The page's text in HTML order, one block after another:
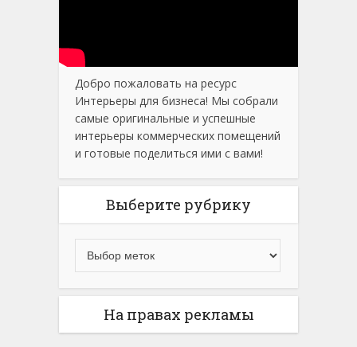
Добро пожаловать на ресурс
Интерьеры для бизнеса! Мы собрали
самые оригинальные и успешные
интерьеры коммерческих помещений
и готовые поделиться ими с вами!
Выберите рубрику
На правах рекламы